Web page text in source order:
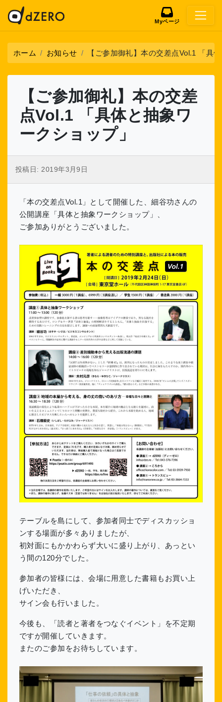
Myページ
ホーム お知らせ 【ご参加御礼】本の交差点Vol.1 「具
【ご参加御礼】本の交差
点Vol.1 「具体と抽象ワ
ークショップ」
投稿日: 2019年3月9日
「本の交差点Vol.1」として開催した、細谷功さんの
公開講座「具体と抽象ワークショップ」、
ご参加ありがとうございました。
テーブルを島にして、参加者同士でディスカッショ
ンする場面が多々ありましたが、
初対面にもかかわらず大いに盛り上がり、あっとい
う間の120分でした。
参加者の皆様には、会場に用意した書籍もお買い上
げいただき、
サイン会も行いました。
今後も、「読者と著者をつなぐイベント」を不定期
ですが開催していきます。
またのご参加をお待ちしています。